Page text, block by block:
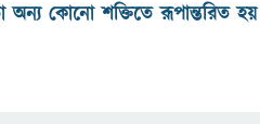
কোনো শক্তিতে রূপান্তরিত হয়